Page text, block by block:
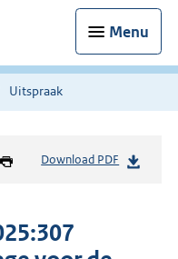
Menu
Uitspraak
Download PDF